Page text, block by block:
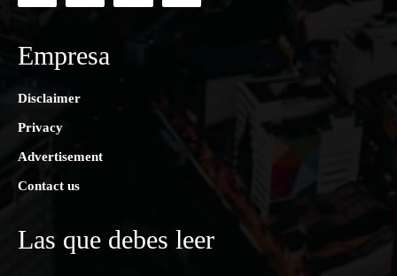
Empresa
Disclaimer
Privacy
Advertisement
Contact us
Las que debes leer